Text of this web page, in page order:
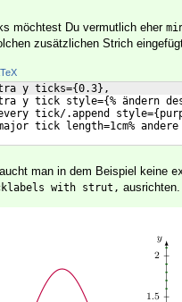
möchtest Du vermutlich eher
zusätzlichen Strich
y ticks={0.3},
y tick style={% ändern
tick/.append
tick length=1cm% andere
man in dem Beispiel keine
with strut, ausrichten.